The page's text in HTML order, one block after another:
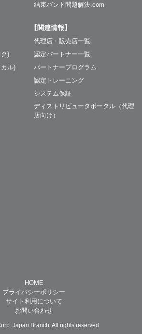
結束バンド問題解決.com
)
ル)
【関連情報】
代理店・販売店一覧
認定パートナー一覧
パートナープログラム
認定トレーニング
システム保証
ディストリビュータポータル（代理
店向け）
HOME
プライバシーポリシー
サイト利用について
お問い合わせ
Japan Branch. All rights reserved